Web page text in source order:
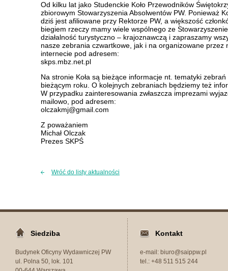
Od kilku lat jako Studenckie Koło Przewodników
zbiorowym Stowarzyszenia Absolwentów PW. Ponieważ
dziś jest afiliowane przy Rektorze PW, a większość
biegiem rzeczy mamy wiele wspólnego ze
działalność turystyczno – krajoznawczą i zapraszamy
nasze zebrania czwartkowe, jak i na organizowane przez
internecie pod adresem:
skps.mbz.net.pl
Na stronie Koła są bieżące informacje nt. tematyki
bieżącym roku. O kolejnych zebraniach będziemy też
W przypadku zainteresowania zwłaszcza imprezami
mailowo, pod adresem:
olczakmj@gmail.com
Z poważaniem
Michał Olczak
Prezes SKPŚ
Wróć do listy aktualności
Siedziba
Budynek Oficyny Wydawniczej PW
ul. Polna 50, lok. 101
Kontakt
e-mail: biuro@saippw.pl
tel.: +48 511 515 244